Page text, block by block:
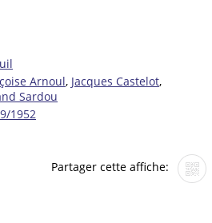
Arnoul, Jacques Castelot,
Sardou
1952
Partager cette affiche: